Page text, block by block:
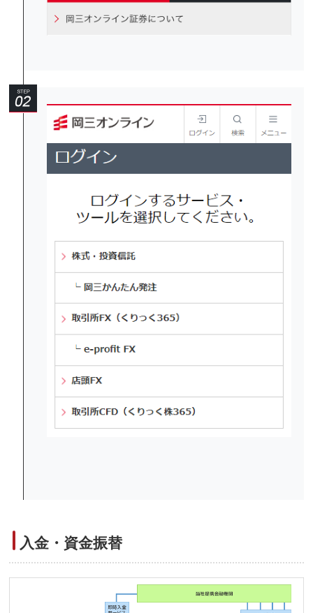
入金・資金振替